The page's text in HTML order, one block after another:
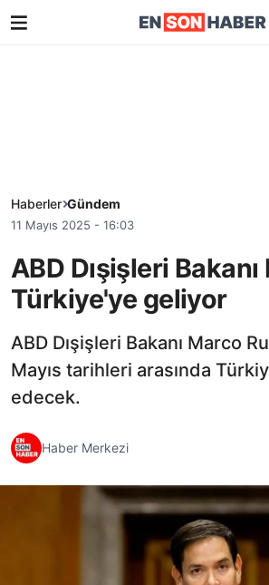
Haberler Gündem
11 Mayıs 2025 - 16:03
ABD Dışişleri Bakanı
Türkiye'ye geliyor
ABD Dışişleri Bakanı Marco
Mayıs tarihleri arasında
edecek.
Haber Merkezi